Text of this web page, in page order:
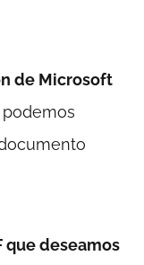
de Microsoft
podemos
que deseamos